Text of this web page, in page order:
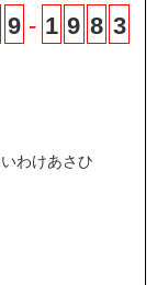
9 - 1 9 8 3
わけあさひ